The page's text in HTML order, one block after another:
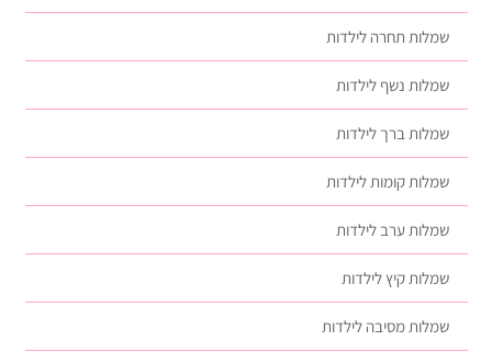
שמלות תחרה לילדות
שמלות נשף לילדות
שמלות ברך לילדות
שמלות קומות לילדות
שמלות ערב לילדות
שמלות קיץ לילדות
שמלות מסיבה לילדות